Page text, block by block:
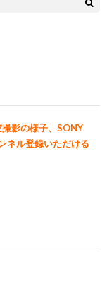
影の様子、SONY
ネル登録いただける